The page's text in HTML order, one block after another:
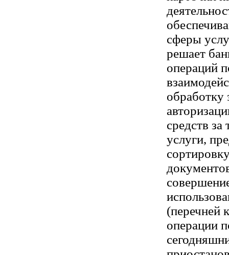
сферы
решает
операций
обработку
средств за
услуги,
(перечней
операции